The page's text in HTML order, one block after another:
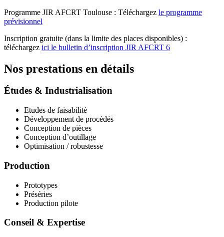
Programme JIR AFCRT Toulouse : Téléchargez le programme
prévisionnel
Inscription gratuite (dans la limite des places disponibles) :
téléchargez ici le bulletin d’inscription JIR AFCRT 6
Nos prestations en détails
Études & Industrialisation
Etudes de faisabilité
Développement de procédés
Conception de pièces
Conception d’outillage
Optimisation / robustesse
Production
Prototypes
Préséries
Production pilote
Conseil & Expertise